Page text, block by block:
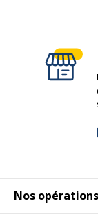
Nos opérations